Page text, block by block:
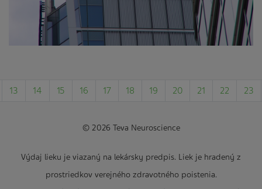
13 14 15 16 17 18 19 20 21 22 23
© 2026 Teva Neuroscience
Výdaj lieku je viazaný na lekársky predpis. Liek je hradený z
prostriedkov verejného zdravotného poistenia.